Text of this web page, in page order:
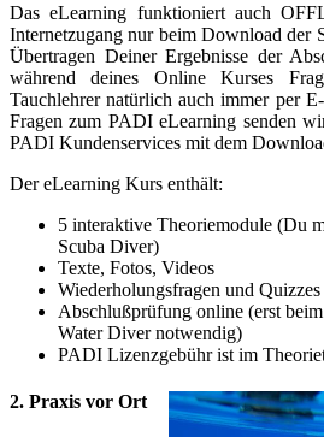
Das eLearning funktioniert auch
Internetzugang nur beim Download der
Übertragen Deiner Ergebnisse der
während deines Online Kurses
Tauchlehrer natürlich auch immer per
Fragen zum PADI eLearning senden
PADI Kundenservices mit dem
Der eLearning Kurs enthält:
5 interaktive Theoriemodule (Du
Scuba Diver)
Texte, Fotos, Videos
Wiederholungsfragen und Quizzes
Abschlußprüfung online (erst
Water Diver notwendig)
PADI Lizenzgebühr ist im
2. Praxis vor Ort